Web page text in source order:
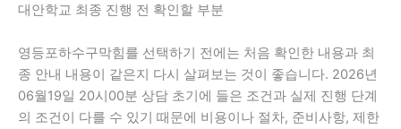
대안학교 최종 진행 전 확인할 부분
영등포하수구막힘를 선택하기 전에는 처음 확인한 내용과 최
종 안내 내용이 같은지 다시 살펴보는 것이 좋습니다. 2026년
06월19일 20시00분 상담 초기에 들은 조건과 실제 진행 단계
의 조건이 다를 수 있기 때문에 비용이나 절차, 준비사항, 제한